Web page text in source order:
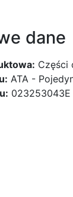
dane
Części
ATA -
023253043E